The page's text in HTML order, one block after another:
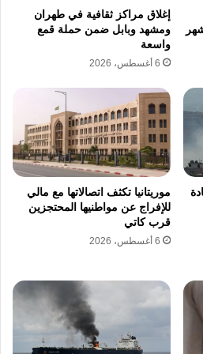
سلطات الاحتلال
حركة الحقوقيين ومنعهم
المهنية.
في قطاع غزة في
شهيد فلسطيني، وتسجيل أكثر من
172000 جريح منذ تاريخ 8 أكتوبر/تشرين الأول
2023. وألحقت هذه العمليات دمارا شاملا طال 90
المدنية في القطاع. وتؤكد
تكلفة إعمار ما خلفته
دولار، وهو رقم يعكس حجم الكارثة
المرصد الأورومتوسطي
إغلاق مراكز ثقافية في طهران
ومشهد وبابل ضمن حملة قمع
واسعة
6 أغسطس، 2026
موريتانيا تكثف اتصالاتها مع مالي
للإفراج عن مواطنيها المحتجزين
قرب كاتي
6 أغسطس، 2026